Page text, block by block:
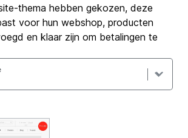
thema hebben gekozen, deze
voor hun webshop, producten
en klaar zijn om betalingen te